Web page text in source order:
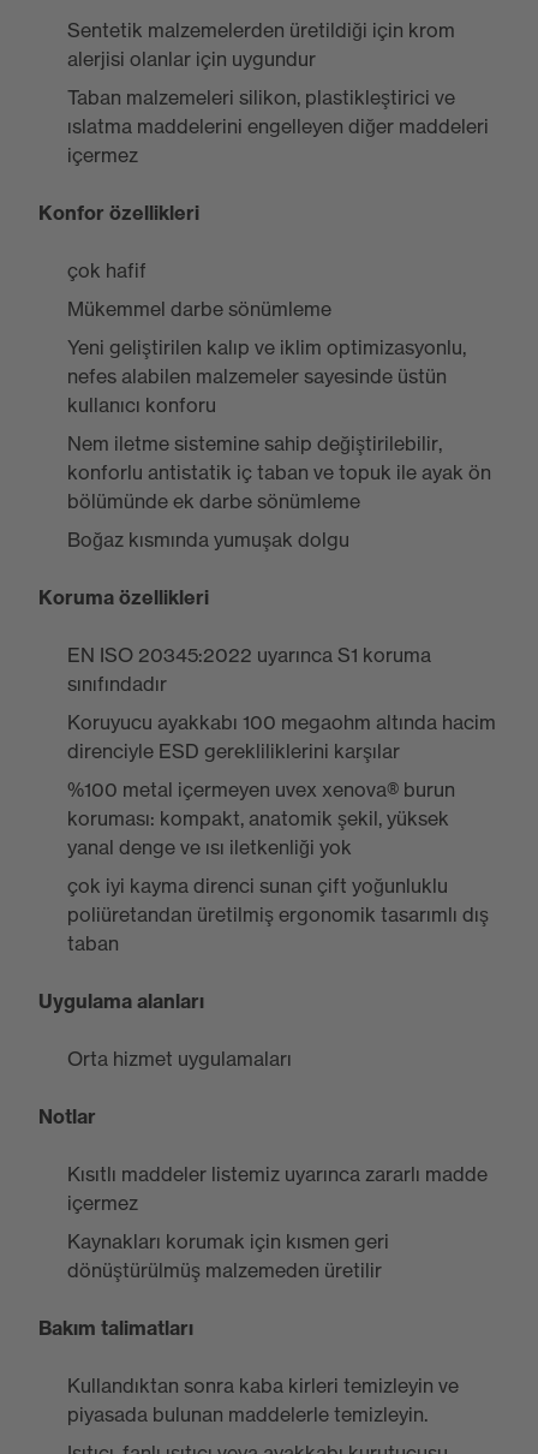
Sentetik malzemelerden üretildiği için krom
alerjisi olanlar için uygundur
Taban malzemeleri silikon, plastikleştirici ve
ıslatma maddelerini engelleyen diğer maddeleri
içermez
Konfor özellikleri
çok hafif
Mükemmel darbe sönümleme
Yeni geliştirilen kalıp ve iklim optimizasyonlu,
nefes alabilen malzemeler sayesinde üstün
kullanıcı konforu
Nem iletme sistemine sahip değiştirilebilir,
konforlu antistatik iç taban ve topuk ile ayak ön
bölümünde ek darbe sönümleme
Boğaz kısmında yumuşak dolgu
Koruma özellikleri
EN ISO 20345:2022 uyarınca S1 koruma
sınıfındadır
Koruyucu ayakkabı 100 megaohm altında hacim
direnciyle ESD gerekliliklerini karşılar
%100 metal içermeyen uvex xenova® burun
koruması: kompakt, anatomik şekil, yüksek
yanal denge ve ısı iletkenliği yok
çok iyi kayma direnci sunan çift yoğunluklu
poliüretandan üretilmiş ergonomik tasarımlı dış
taban
Uygulama alanları
Orta hizmet uygulamaları
Notlar
Kısıtlı maddeler listemiz uyarınca zararlı madde
içermez
Kaynakları korumak için kısmen geri
dönüştürülmüş malzemeden üretilir
Bakım talimatları
Kullandıktan sonra kaba kirleri temizleyin ve
piyasada bulunan maddelerle temizleyin.